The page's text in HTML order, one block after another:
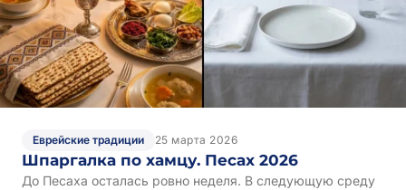
Еврейские традиции 25 марта 2026
Шпаргалка по хамцу. Песах 2026
До Песаха осталась ровно неделя. В следующую среду